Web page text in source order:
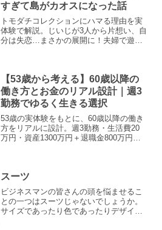
すぎて島がカオスになった話
トモダチコレクションにハマる理由を実
体験で解説。じいじが3人から片想い、自
分は失恋…まさかの展開に！夫婦で遊ぶ
【53歳から考える】60歳以降の
働き方とお金のリアル設計｜週3
勤務でゆるく生きる選択
53歳の実体験をもとに、60歳以降の働き
方をリアルに設計。週3勤務・生活費20
万円・資産1300万円＋退職金800万円で
スーツ
ビジネスマンの皆さんの頭を悩ませるこ
との一つはスーツじゃないでしょうか。
サイズであったり色であったりデザイン